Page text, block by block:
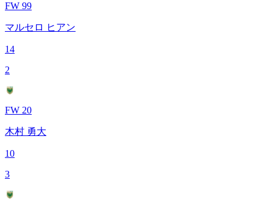
FW 99
マルセロ ヒアン
14
2
FW 20
木村 勇大
10
3